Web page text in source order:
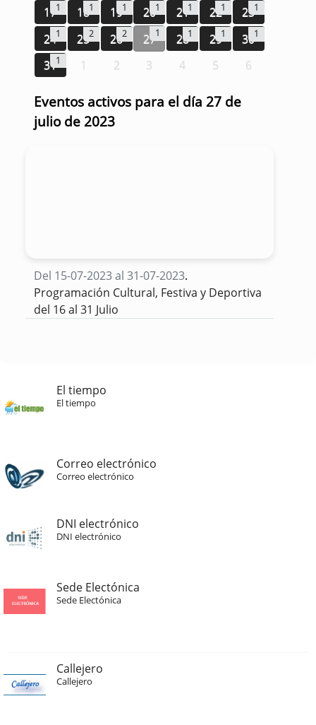
171 181 191 201 211 221 231
241 252 262 271 281 291 301
311 1 2 3 4 5 6
Eventos activos para el día 27 de
julio de 2023
Del 15-07-2023 al 31-07-2023.
Programación Cultural, Festiva y Deportiva
del 16 al 31 Julio
El tiempo
El tiempo
Correo electrónico
Correo electrónico
DNI electrónico
DNI electrónico
Sede Electónica
Sede Electónica
Callejero
Callejero